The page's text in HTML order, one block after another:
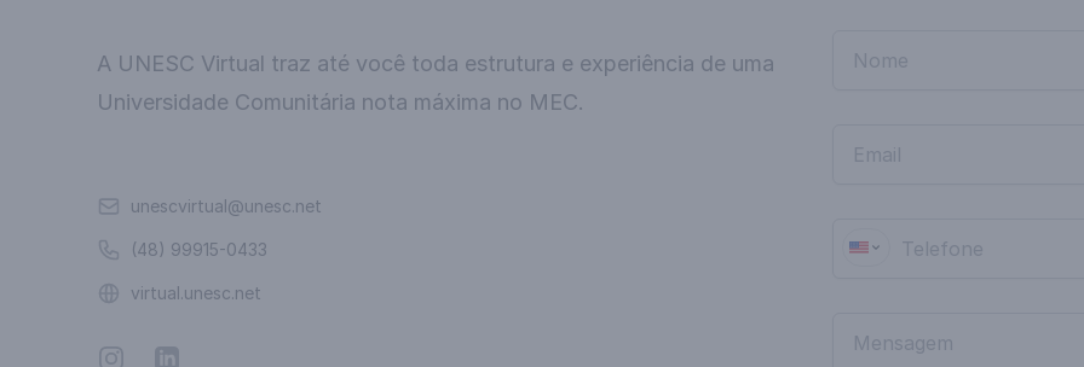
A UNESC Virtual traz até você toda estrutura e experiência de uma
Universidade Comunitária nota máxima no MEC.
Emailunescvirtual@unesc.net
Telefone(48) 99915-0433
Websitevirtual.unesc.net
InstagramLinkedin